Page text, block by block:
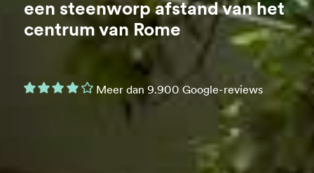
een steenworp afstand van het
centrum van Rome
Meer dan 9.900 Google-reviews